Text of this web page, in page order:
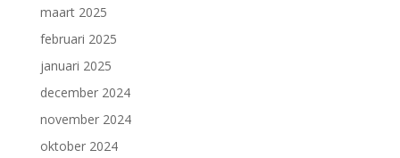
maart 2025
februari 2025
januari 2025
december 2024
november 2024
oktober 2024